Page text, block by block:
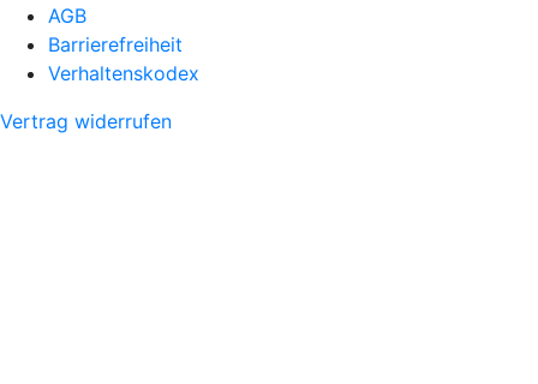
AGB
Barrierefreiheit
Verhaltenskodex
Vertrag widerrufen